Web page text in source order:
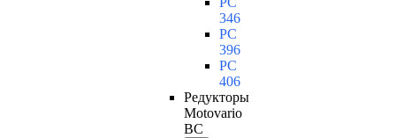
346
PC
396
PC
406
Редукторы
Motovario
BC